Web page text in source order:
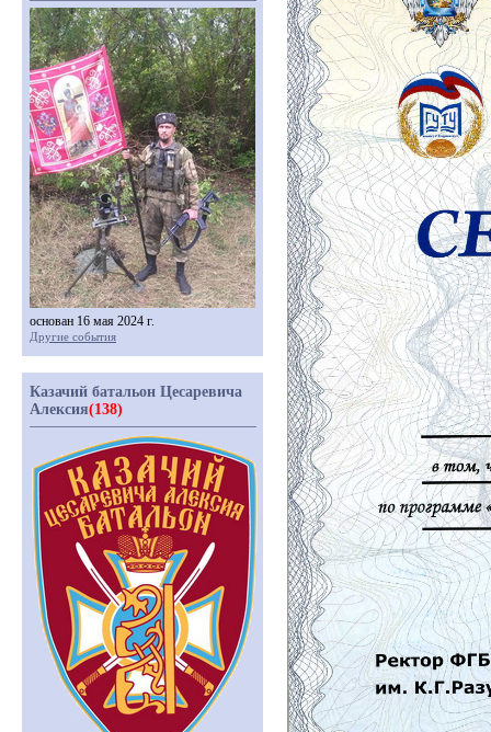
основан 16 мая 2024 г.
Другие события
Казачий батальон Цесаревича
Алексия(138)